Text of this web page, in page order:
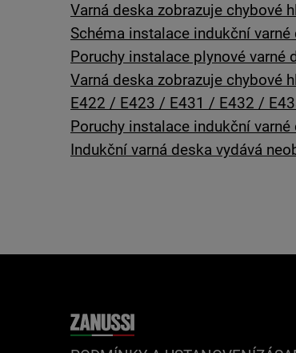
Varná deska zobrazuje chybové
Schéma instalace indukční
Poruchy instalace plynové varné
Varná deska zobrazuje chybové
E422 / E423 / E431 / E432 /
Poruchy instalace indukční varné
Indukční varná deska vydává